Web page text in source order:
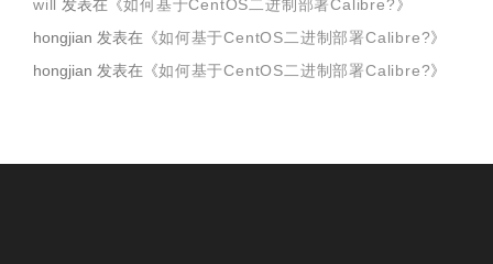
will 发表在《如何基于CentOS二进制部署Calibre?》
hongjian 发表在《如何基于CentOS二进制部署Calibre?》
hongjian 发表在《如何基于CentOS二进制部署Calibre?》